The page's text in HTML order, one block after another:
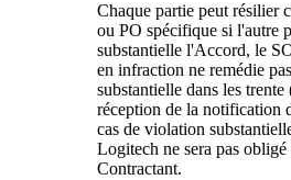
Chaque partie peut résilier
ou PO spécifique si l'autre
substantielle l'Accord, le
en infraction ne remédie
substantielle dans les
réception de la notification
cas de violation
Logitech ne sera pas
Contractant.